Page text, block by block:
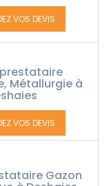
VOS DEVIS
Métallurgie à
VOS DEVIS
Gazon